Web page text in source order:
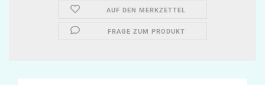
AUF DEN MERKZETTEL
FRAGE ZUM PRODUKT